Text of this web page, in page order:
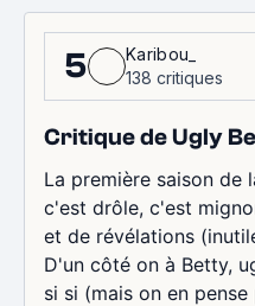
5
Karibou_
138 critiques
Critique de Ugly
La première saison de
c'est drôle, c'est
et de révélations
D'un côté on à Betty,
si si (mais on en